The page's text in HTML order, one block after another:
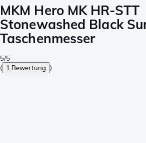
MKM Hero MK HR-STT
Stonewashed Black
Taschenmesser
5/5
( 1 Bewertung )